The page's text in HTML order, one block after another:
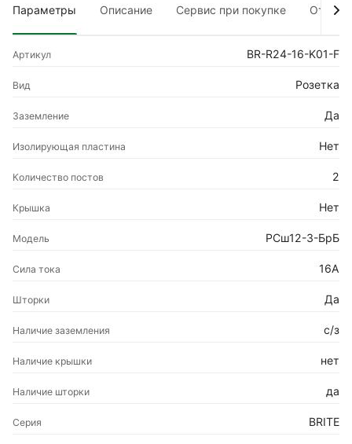
Параметры Описание Сервис при покупке Отзывы
Артикул BR-R24-16-K01-F
Вид Розетка
Заземление Да
Изолирующая пластина Нет
Количество постов 2
Крышка Нет
Модель РСш12-3-БрБ
Сила тока 16А
Шторки Да
Наличие заземления с/з
Наличие крышки нет
Наличие шторки да
Серия BRITE